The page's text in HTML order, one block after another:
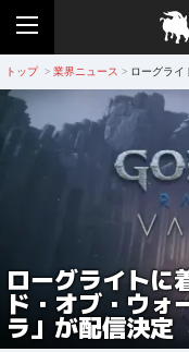
トップ > 業界ニュース > ローグラ
ローグライトに
ド・オブ・ウォ
ラ」が配信決定